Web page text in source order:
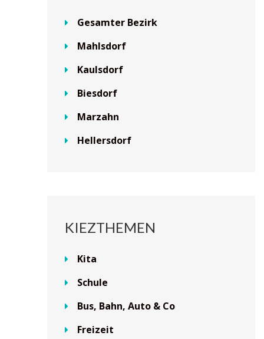
Gesamter Bezirk
Mahlsdorf
Kaulsdorf
Biesdorf
Marzahn
Hellersdorf
KIEZTHEMEN
Kita
Schule
Bus, Bahn, Auto & Co
Freizeit